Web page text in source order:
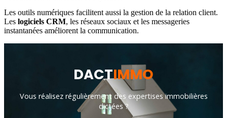
Les outils numériques facilitent aussi la gestion de la relation client.
Les logiciels CRM, les réseaux sociaux et les messageries
instantanées améliorent la communication.
DACTIMMO
Vous réalisez régulièrement des expertises immobilières
dictées ?